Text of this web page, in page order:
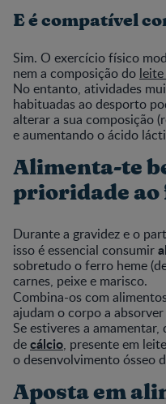
E é compatível
Sim. O exercício físico
nem a composição do
No entanto, atividades
habituadas ao desporto
alterar a sua composição
e aumentando o ácido
Alimenta-te
prioridade ao
Durante a gravidez e o
isso é essencial consumir
sobretudo o ferro heme
carnes, peixe e marisco.
Combina-os com
ajudam o corpo a
Se estiveres a
decálcio, presente em
o desenvolvimento ósseo
Aposta em